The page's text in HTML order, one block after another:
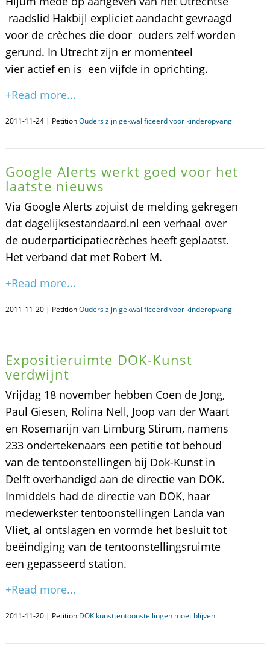
raadslid Hakbijl expliciet aandacht gevraagd
voor de crèches die door ouders zelf worden
gerund. In Utrecht zijn er momenteel
vier actief en is een vijfde in oprichting.
+Read more...
2011-11-24 | PetitionOuders zijn gekwalificeerd voor kinderopvang
Google Alerts werkt goed voor het
laatste nieuws
Via Google Alerts zojuist de melding gekregen
dat dagelijksestandaard.nl een verhaal over
de ouderparticipatiecrèches heeft geplaatst.
Het verband dat met Robert M.
+Read more...
2011-11-20 | PetitionOuders zijn gekwalificeerd voor kinderopvang
Expositieruimte DOK-Kunst
verdwijnt
Vrijdag 18 november hebben Coen de Jong,
Paul Giesen, Rolina Nell, Joop van der Waart
en Rosemarijn van Limburg Stirum, namens
233 ondertekenaars een petitie tot behoud
van de tentoonstellingen bij Dok-Kunst in
Delft overhandigd aan de directie van DOK.
Inmiddels had de directie van DOK, haar
medewerkster tentoonstellingen Landa van
Vliet, al ontslagen en vormde het besluit tot
beëindiging van de tentoonstellingsruimte
een gepasseerd station.
+Read more...
2011-11-20 | Petition DOK kunsttentoonstellingen moet blijven